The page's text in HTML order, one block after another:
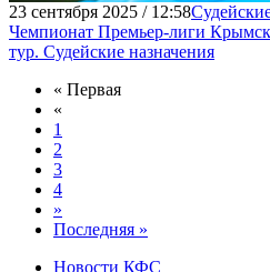
23 сентября 2025 / 12:58
Чемпионат Премьер-лиги
тур. Судейские назначения
« Первая
«
1
2
3
4
»
Последняя »
Новости КФС